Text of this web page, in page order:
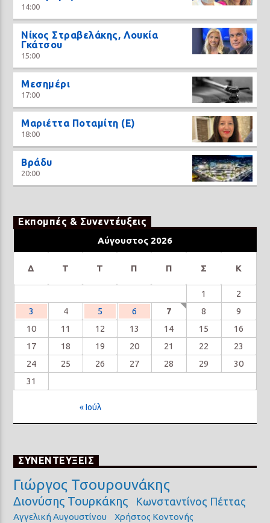
14:00
Νίκος Στραβελάκης, Λουκία
Γκάτσου
15:00
Μεσημέρι
17:00
Μαριέττα Ποταμίτη (Ε)
18:00
Βράδυ
20:00
Εκπομπές & Συνεντέυξεις
Αύγουστος 2026
Δ Τ Τ Π Π Σ Κ
1
2
3
4 5 6 7 8
9
10
11 12 13 14 15
16
17
18 19 20 21 22
23
24
25 26 27 28 29
30
31
« Ιούλ
ΣΥΝΕΝΤΕΥΞΕΙΣ
Γιώργος Τσουρουνάκης
Διονύσης Τουρκάκης Κωνσταντίνος Πέττας
Αγγελική Αυγουστίνου
Χρήστος Κοντονής